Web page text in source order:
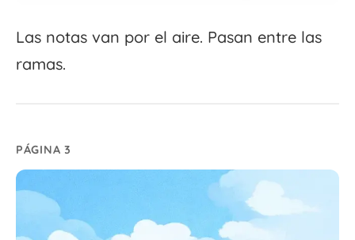
Las notas van por el aire. Pasan entre las
ramas.
PÁGINA 3